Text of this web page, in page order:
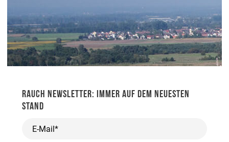
RAUCH NEWSLETTER: IMMER AUF DEM NEUESTEN
STAND
E-Mail*